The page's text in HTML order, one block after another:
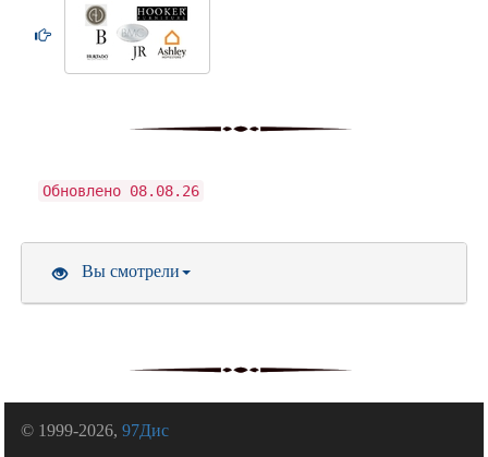
Обновлено 08.08.26
Вы смотрели
© 1999-2026,97Дис